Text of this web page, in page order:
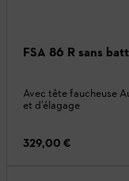
FSA 86 R sans
Avec tête faucheuse
et d’élagage
329,00 €